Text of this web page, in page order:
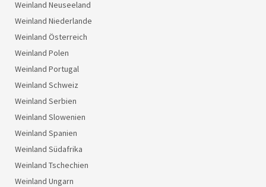
Weinland Neuseeland
Weinland Niederlande
Weinland Österreich
Weinland Polen
Weinland Portugal
Weinland Schweiz
Weinland Serbien
Weinland Slowenien
Weinland Spanien
Weinland Südafrika
Weinland Tschechien
Weinland Ungarn